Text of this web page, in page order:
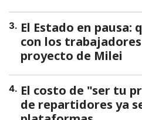
3. El Estado en pausa:
con los
proyecto de Milei
4. El costo de "ser tu
de repartidores ya